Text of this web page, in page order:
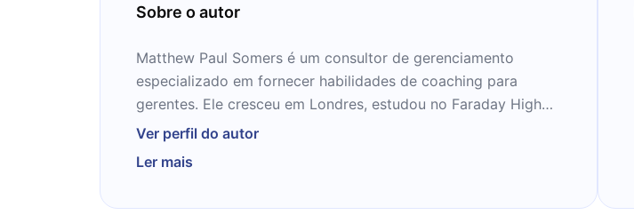
Sobre o autor
Matthew Paul Somers é um consultor de gerenciamento
especializado em fornecer habilidades de coaching para
gerentes. Ele cresceu em Londres, estudou no Faraday High
School e começou sua vida profissional com o Barclays Bank
Ver perfil do autor
Ler mais